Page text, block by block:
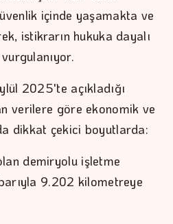
içinde yaşamakta ve
istikrarın hukuka dayalı
2025'te açıkladığı
verilere göre ekonomik ve
dikkat çekici boyutlarda:
demiryolu işletme
9.202 kilometreye